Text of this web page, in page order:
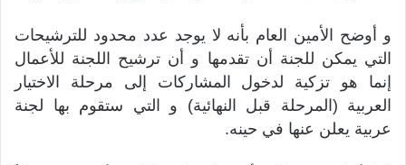
و أوضح الأمين العام بأنه لا يوجد عدد محدود للترشيحات
التي يمكن للجنة أن تقدمها و أن ترشيح اللجنة للأعمال
إنما هو تزكية لدخول المشاركات إلى مرحلة الاختيار
العربية (المرحلة قبل النهائية) و التي ستقوم بها لجنة
عربية يعلن عنها في حينه.